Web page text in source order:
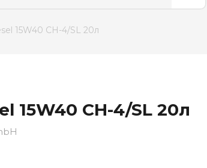
15W40 CH-4/SL 20л
15W40 CH-4/SL 20л